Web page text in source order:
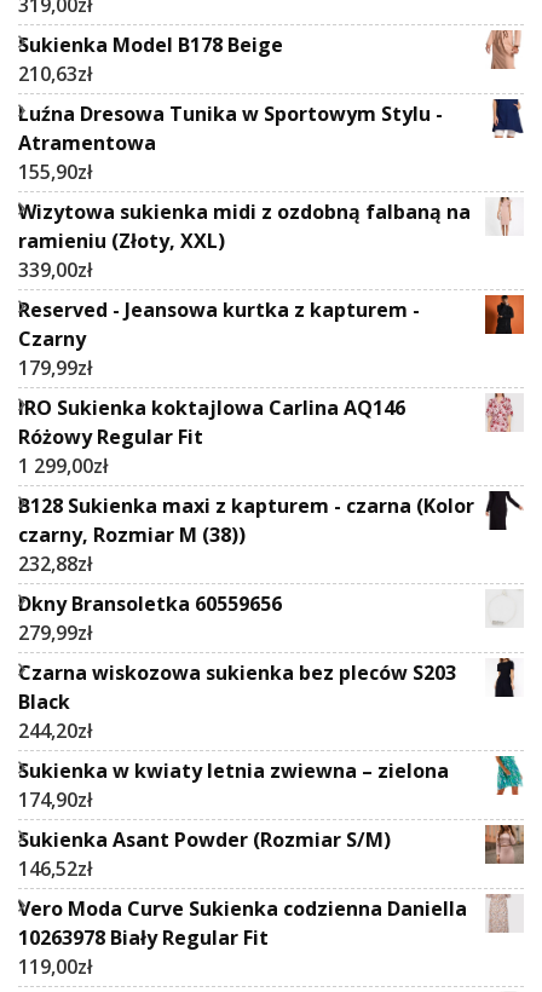
Sukienka Model B178 Beige
210,63zł
Luźna Dresowa Tunika w Sportowym Stylu -
Atramentowa
155,90zł
Wizytowa sukienka midi z ozdobną falbaną na
ramieniu (Złoty, XXL)
339,00zł
Reserved - Jeansowa kurtka z kapturem -
Czarny
179,99zł
IRO Sukienka koktajlowa Carlina AQ146
Różowy Regular Fit
1 299,00zł
B128 Sukienka maxi z kapturem - czarna (Kolor
czarny, Rozmiar M (38))
232,88zł
Dkny Bransoletka 60559656
279,99zł
Czarna wiskozowa sukienka bez pleców S203
Black
244,20zł
Sukienka w kwiaty letnia zwiewna – zielona
174,90zł
Sukienka Asant Powder (Rozmiar S/M)
146,52zł
Vero Moda Curve Sukienka codzienna Daniella
10263978 Biały Regular Fit
119,00zł